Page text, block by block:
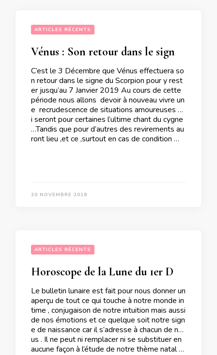
ARTICLES RÉCENTS
C’est le 3 Décembre que Vénus effectuera so
n retour dans le signe du Scorpion pour y rest
er jusqu’au 7 Janvier 2019 Au cours de cette
période nous allons devoir à nouveau vivre un
e recrudescence de situations amoureuses qu
i seront pour certaines l’ultime chant du cygne
…Tandis que pour d’autres des revirements au
ront lieu ,et ce ,surtout en cas de condition …
30 NOVEMBRE 2018
ARTICLES RÉCENTS
Le bulletin lunaire est fait pour nous donner un
aperçu de tout ce qui touche à notre monde in
time , conjugaison de notre intuition mais aussi
de nos émotions et ce quelque soit notre sign
e de naissance car il s’adresse à chacun de no
us . Il ne peut ni remplacer ni se substituer en
aucune façon à l’étude de notre thème natal …